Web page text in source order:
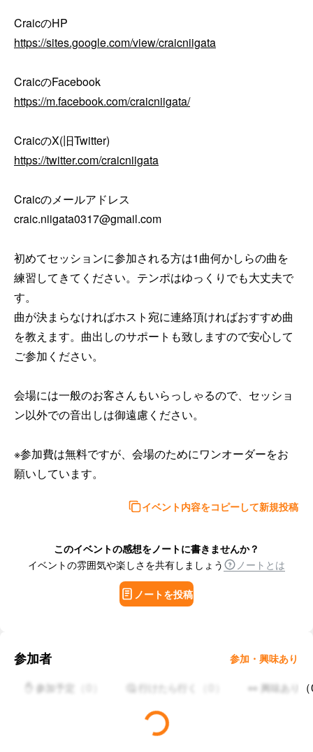
https://sites.google.com/view/craicniigata
https://m.facebook.com/craicniigata/
https://twitter.com/craicniigata
Craicのメールアドレス
craic.niigata0317@gmail.com
初めてセッションに参加される方は1曲何かしらの曲を
練習してきてください。テンポはゆっくりでも大丈夫で
す。
曲が決まらなければホスト宛に連絡頂ければおすすめ曲
を教えます。曲出しのサポートも致しますので安心して
ご参加ください。
会場には一般のお客さんもいらっしゃるので、セッショ
ン以外での音出しは御遠慮ください。
※参加費は無料ですが、会場のためにワンオーダーをお
願いしています。
イベント内容をコピーして新規投稿
このイベントの感想をノートに書きませんか？
イベントの雰囲気や楽しさを共有しましょう
ノートとは
ノートを投稿
参加者 参加・興味あり
✋ 参加予定 🤔 行けたら行く 👀 興味あり （